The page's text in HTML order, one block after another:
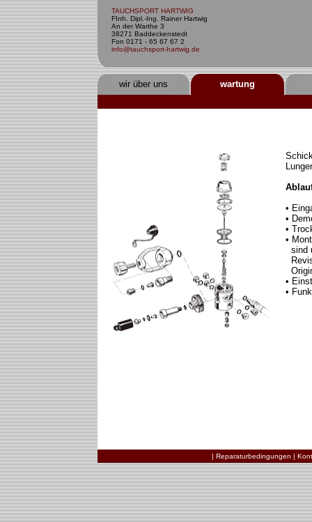
TAUCHSPORT HARTWIG
FInh. Dipl.-Ing. Rainer Hartwig
An der Warthe 3
38271 Baddeckenstedt
Fon 0171 - 65 67 67 2
info@tauchsport-hartwig.de
wir über uns wartung
•
•
•
•
sind
•
•
| Reparaturbedingungen |